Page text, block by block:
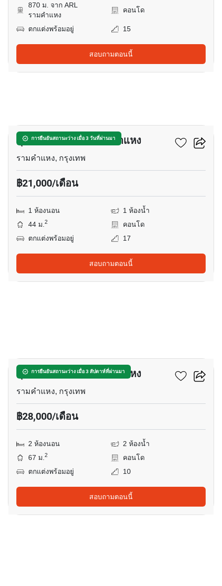
870 ม. จาก ARL
รามคำแหง
คอนโด
ตกแต่งพร้อมอยู่ 15
สอบถามตอนนี้
การยืนยันสถานะว่าง เมื่อ 3 วันที่ผ่านมา
ศุภาลัย เวอเรนด้า รามคำแหง
รามคำแหง, กรุงเทพ
฿21,000/เดือน
1 ห้องนอน
1 ห้องน้ำ
44 ม.2
คอนโด
ตกแต่งพร้อมอยู่
17
สอบถามตอนนี้
การยืนยันสถานะว่าง เมื่อ 3 สัปดาห์ที่ผ่านมา
ศุภาลัย เวอเรนด้า รามคำแหง
รามคำแหง, กรุงเทพ
฿28,000/เดือน
2 ห้องนอน
2 ห้องน้ำ
67 ม.2
คอนโด
ตกแต่งพร้อมอยู่
10
สอบถามตอนนี้